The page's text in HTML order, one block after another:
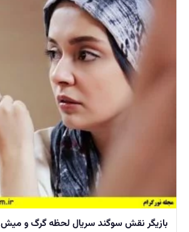
بازیگر نقش سوگند سریال لحظه گرگ و میش